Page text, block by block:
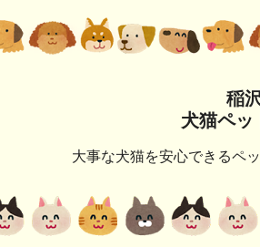
稲
犬猫ペッ
大事な犬猫を安心できるペ